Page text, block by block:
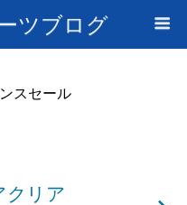
ツブログ
スセール
クリア